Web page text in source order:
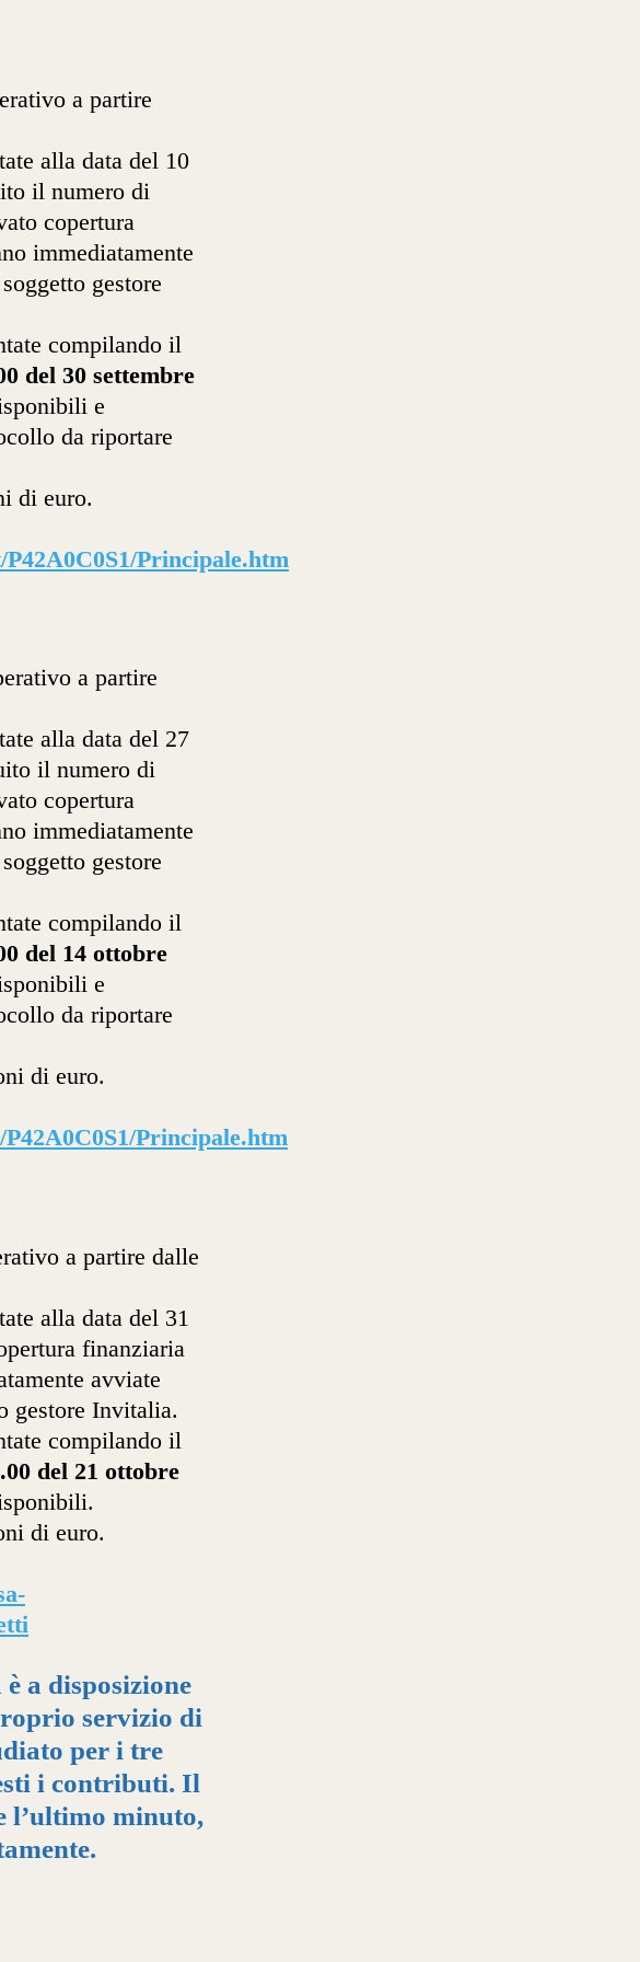
a partire
alla data del 10
il numero di
copertura
immediatamente
gestore
compilando il
del 30 settembre
e
da riportare
di euro.
Principale.htm
a partire
alla data del 27
il numero di
copertura
immediatamente
gestore
compilando il
del 14 ottobre
e
da riportare
di euro.
Principale.htm
a partire dalle
alla data del 31
finanziaria
avviate
gestore Invitalia.
compilando il
del 21 ottobre
di euro.
a disposizione
servizio di
per i tre
i contributi. Il
l’ultimo minuto,